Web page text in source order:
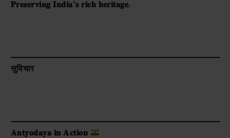
𝐏𝐫𝐞𝐬𝐞𝐫𝐯𝐢𝐧𝐠 𝐈𝐧𝐝𝐢𝐚’𝐬 𝐫𝐢𝐜𝐡 𝐡𝐞𝐫𝐢𝐭𝐚𝐠𝐞.
सुविचार
𝐀𝐧𝐭𝐲𝐨𝐝𝐚𝐲𝐚 𝐢𝐧 𝐀𝐜𝐭𝐢𝐨𝐧